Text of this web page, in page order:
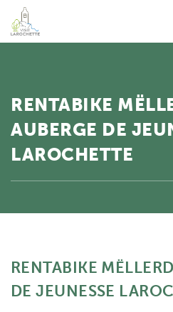
RENTABIKE
AUBERGE DE
LAROCHETTE
RENTABIKE
DE JEUNESSE